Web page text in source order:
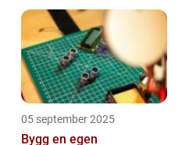
05 september 2025
Bygg en egen